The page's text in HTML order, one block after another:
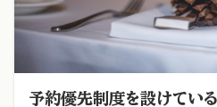
予約優先制度を設けてい